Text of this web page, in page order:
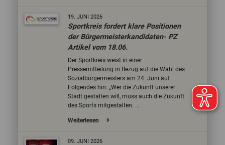
19. JUNI 2026
Sportkreis fordert klare Positionen
der Bürgermeisterkandidaten- PZ
Artikel vom 18.06.
Der Sportkreis weist in einer
Pressemitteilung in Bezug auf die Wahl des
Sozialbürgermeisters am 24. Juni auf
Folgendes hin: „Wer die Zukunft unserer
Stadt gestalten will, muss auch die Zukunft
des Sports mitgestalten. …
Weiterlesen
09. JUNI 2026